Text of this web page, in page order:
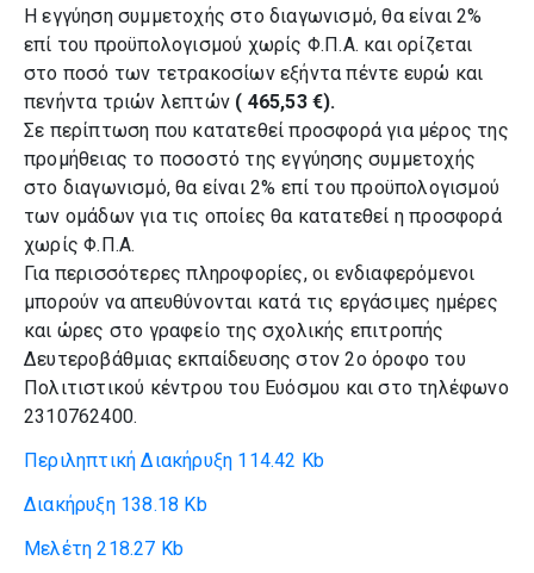
Η εγγύηση συμμετοχής στο διαγωνισμό, θα είναι 2%
επί του προϋπολογισμού χωρίς Φ.Π.Α. και ορίζεται
στο ποσό των τετρακοσίων εξήντα πέντε ευρώ και
πενήντα τριών λεπτών ( 465,53 €).
Σε περίπτωση που κατατεθεί προσφορά για μέρος της
προμήθειας το ποσοστό της εγγύησης συμμετοχής
στο διαγωνισμό, θα είναι 2% επί του προϋπολογισμού
των ομάδων για τις οποίες θα κατατεθεί η προσφορά
χωρίς Φ.Π.Α.
Για περισσότερες πληροφορίες, οι ενδιαφερόμενοι
μπορούν να απευθύνονται κατά τις εργάσιμες ημέρες
και ώρες στο γραφείο της σχολικής επιτροπής
Δευτεροβάθμιας εκπαίδευσης στον 2ο όροφο του
Πολιτιστικού κέντρου του Ευόσμου και στο τηλέφωνο
2310762400.
Περιληπτική Διακήρυξη 114.42 Kb
Διακήρυξη138.18 Kb
Μελέτη218.27 Kb